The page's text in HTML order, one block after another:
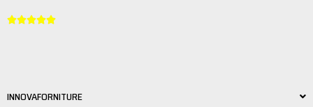

INNOVAFORNITURE